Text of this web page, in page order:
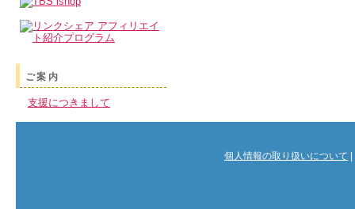
ご案内
支援につきまして
個人情報の取り扱いについて